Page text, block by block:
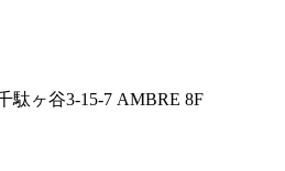
駄ヶ谷3-15-7 AMBRE 8F